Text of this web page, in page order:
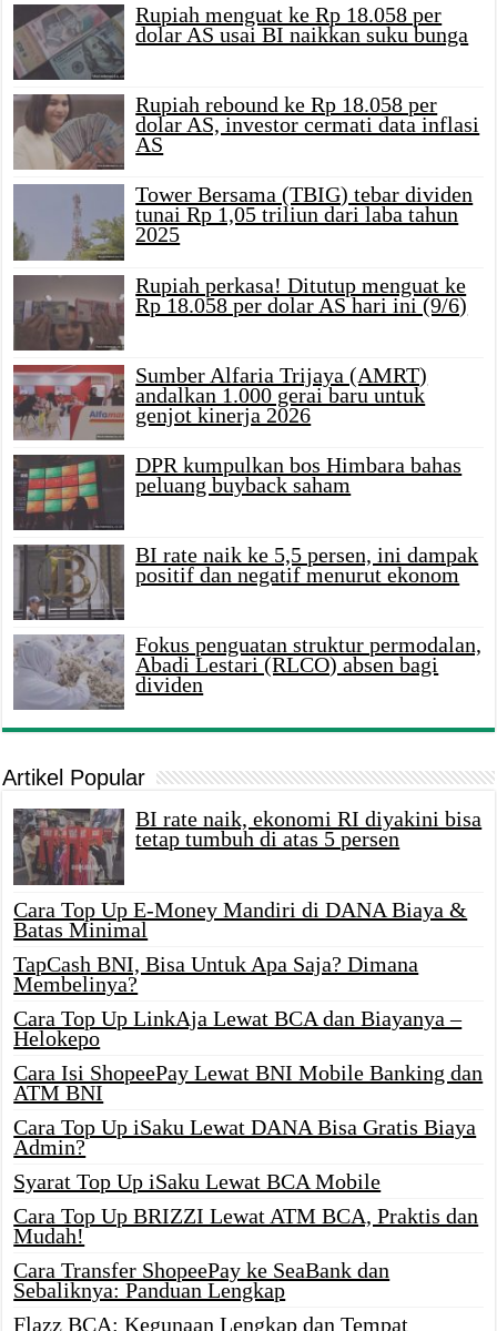
Rupiah menguat ke Rp 18.058 per
dolar AS usai BI naikkan suku bunga
Rupiah rebound ke Rp 18.058 per
dolar AS, investor cermati data inflasi
AS
Tower Bersama (TBIG) tebar dividen
tunai Rp 1,05 triliun dari laba tahun
2025
Rupiah perkasa! Ditutup menguat ke
Rp 18.058 per dolar AS hari ini (9/6)
Sumber Alfaria Trijaya (AMRT)
andalkan 1.000 gerai baru untuk
genjot kinerja 2026
DPR kumpulkan bos Himbara bahas
peluang buyback saham
BI rate naik ke 5,5 persen, ini dampak
positif dan negatif menurut ekonom
Fokus penguatan struktur permodalan,
Abadi Lestari (RLCO) absen bagi
dividen
Artikel Popular
BI rate naik, ekonomi RI diyakini bisa
tetap tumbuh di atas 5 persen
Cara Top Up E-Money Mandiri di DANA Biaya &
Batas Minimal
TapCash BNI, Bisa Untuk Apa Saja? Dimana
Membelinya?
Cara Top Up LinkAja Lewat BCA dan Biayanya –
Helokepo
Cara Isi ShopeePay Lewat BNI Mobile Banking dan
ATM BNI
Cara Top Up iSaku Lewat DANA Bisa Gratis Biaya
Admin?
Syarat Top Up iSaku Lewat BCA Mobile
Cara Top Up BRIZZI Lewat ATM BCA, Praktis dan
Mudah!
Cara Transfer ShopeePay ke SeaBank dan
Sebaliknya: Panduan Lengkap
Flazz BCA: Kegunaan Lengkap dan Tempat